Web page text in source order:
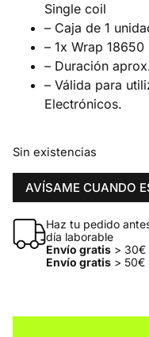
Single coil
– Caja de 1
– 1x Wrap 18650
– Duración
– Válida para
Electrónicos.
Sin existencias
AVÍSAME CUANDO
Haz tu pedido
día laborable
Envío gratis> 30€
Envío gratis> 50€